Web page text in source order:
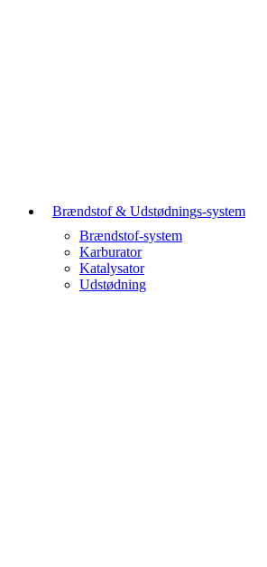
Brændstof & Udstødnings-system
Brændstof-system
Karburator
Katalysator
Udstødning